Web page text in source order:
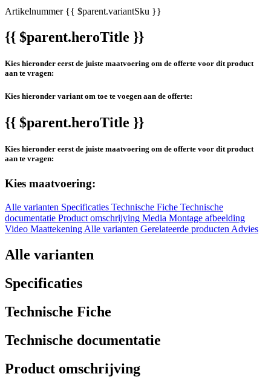
Artikelnummer{{ $parent.variantSku }}
{{ $parent.heroTitle }}
Kies hieronder eerst de juiste maatvoering om de offerte voor dit product
aan te vragen:
Kies hieronder variant om toe te voegen aan de offerte:
{{ $parent.heroTitle }}
Kies hieronder eerst de juiste maatvoering om de offerte voor dit product
aan te vragen:
Kies maatvoering:
Alle varianten Specificaties Technische Fiche Technische
documentatie Product omschrijving Media Montage afbeelding
Video Maattekening Alle varianten Gerelateerde producten Advies
Alle varianten
Specificaties
Technische Fiche
Technische documentatie
Product omschrijving